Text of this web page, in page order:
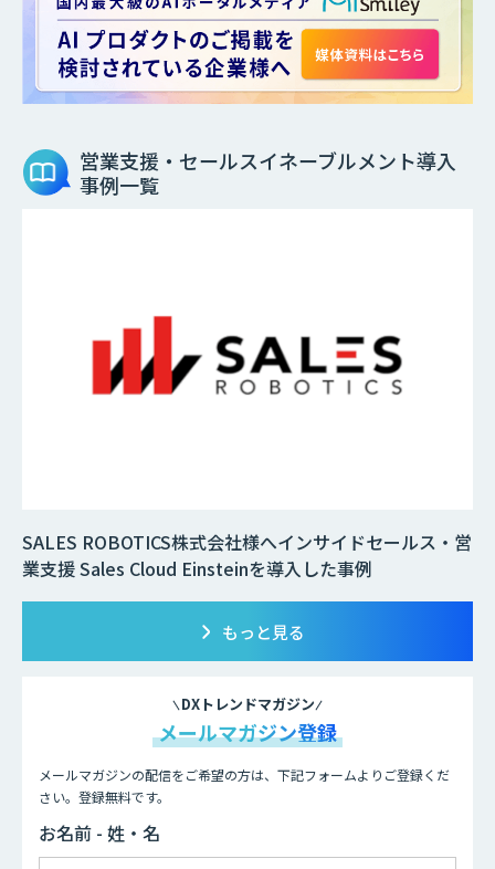
営業支援・セールスイネーブルメント導入
事例一覧
SALES ROBOTICS株式会社様へインサイドセールス・営
業支援 Sales Cloud Einsteinを導入した事例
もっと見る
DXトレンドマガジン
メールマガジン登録
メールマガジンの配信をご希望の方は、下記フォームよりご登録くだ
さい。登録無料です。
お名前 - 姓・名